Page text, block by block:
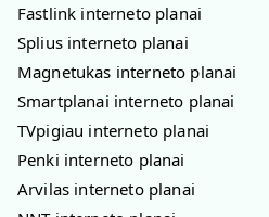
Fastlink interneto planai
Splius interneto planai
Magnetukas interneto planai
Smartplanai interneto planai
TVpigiau interneto planai
Penki interneto planai
Arvilas interneto planai